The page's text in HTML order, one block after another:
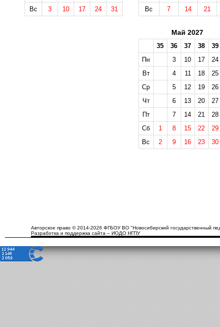
Вс
3 10 17 24 31
Вс
7 14 21
Май 2027
35 36 37 38
39
Пн
3 10 17
24
Вт
4 11 18
25
Ср
5 12 19
26
Чт
6 13 20
27
Пт
7 14 21
28
Сб
1 8 15 22
29
Вс
2 9 16 23 30
Авторское право © 2014-2026 ФГБОУ ВО "Новосибирский государственный
Разработка и поддержка сайта – ИОДО НГПУ